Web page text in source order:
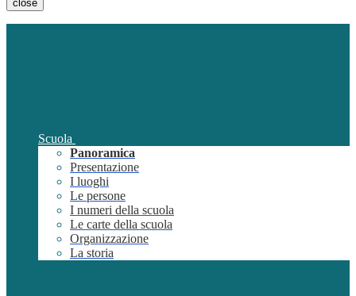
close
Scuola
Panoramica
Presentazione
I luoghi
Le persone
I numeri della scuola
Le carte della scuola
Organizzazione
La storia